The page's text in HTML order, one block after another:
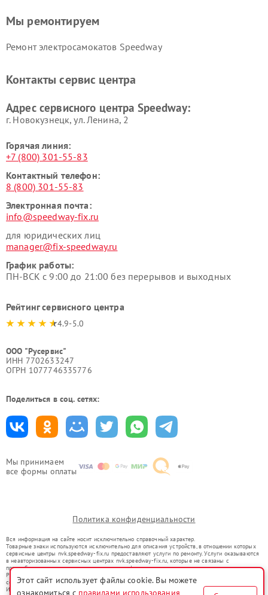
Мы принимаем
все формы оплаты
Мы ремонтируем
Ремонт электросамокатов Speedway
Контакты сервис центра
Адрес сервисного центра Speedway:
г. Новокузнецк, ул. Ленина, 2
Горячая линия:
+7 (800) 301-55-83
Контактный телефон:
8 (800) 301-55-83
Электронная почта:
info@speedway-fix.ru
для юридических лиц
manager@fix-speedway.ru
График работы:
ПН-ВСК с 9:00 до 21:00 без перерывов и выходных
Рейтинг сервисного центра
4.9-5.0
ООО "Русервис"
ИНН 7702633247
ОГРН 1077746335776
Поделиться в соц. сетях:
Политика конфиденциальности
Вся информация на сайте носит исключительно справочный характер.
Товарные знаки используются исключительно для описания устройств, в отношении которых
сервисные центры nvk.speedway-fix.ru предоставляют услуги по ремонту. Услуги оказываются
в неавторизованных сервисных центрах nvk.speedway-fix.ru, которые не связаны с
правообладателями товарных знаков или их официальными представителями.
Ремонт осуществляется для устройств, уже введенных в гражданский оборот в соответствии
со статьей 1487 ГК РФ.
Использование товарных знаков не преследует цели индивидуализации услуг или введения
Этот сайт использует файлы cookie. Вы можете
ознакомиться с правилами использования